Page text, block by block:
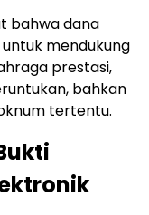
bahwa dana
mendukung
prestasi,
bahkan
tertentu.